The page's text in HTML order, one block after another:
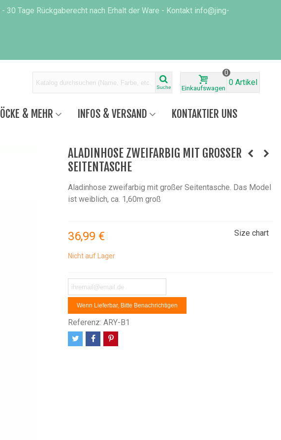
Tage Rückgaberecht nach Erhalt der Ware - Kontakt info@jing-
Suche Einkaufswagen
0
0 Artikel
& MEHR INFOS & VERSAND
KONTAKTIER UNS
ALADINHOSE ZWEIFARBIG MIT GROSSER S
EITENTASCHE
Aladinhose zweifarbig mit großer Seitentasche. Das Model
ist weiblich, ca. 1,60m groß
36,99 € Size chart
Nicht auf Lager
Wenn Lieferbar, Bitte Benachrichtigen
Referenz: ARY-B1